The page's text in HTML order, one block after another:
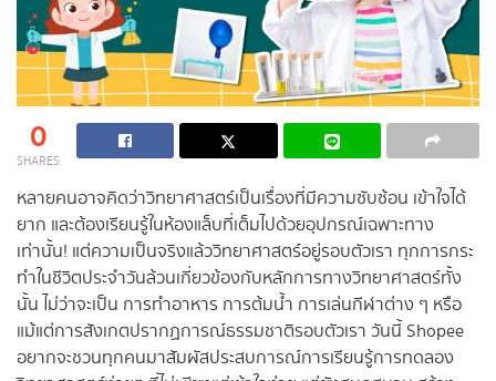
0
SHARES
หลายคนอาจคิดว่าวิทยาศาสตร์เป็นเรื่องที่มีความซับซ้อน เข้าใจได้
ยาก และต้องเรียนรู้ในห้องแล็บที่เต็มไปด้วยอุปกรณ์เฉพาะทาง
เท่านั้น! แต่ความเป็นจริงแล้ววิทยาศาสตร์อยู่รอบตัวเรา ทุกการกระ
ทำในชีวิตประจำวันล้วนเกี่ยวข้องกับหลักการทางวิทยาศาสตร์ทั้ง
นั้น ไม่ว่าจะเป็น การทำอาหาร การต้มน้ำ การเล่นกีฬาต่าง ๆ หรือ
แม้แต่การสังเกตปรากฏการณ์ธรรมชาติรอบตัวเรา วันนี้ Shopee
อยากจะชวนทุกคนมาสัมผัสประสบการณ์การเรียนรู้การทดลอง